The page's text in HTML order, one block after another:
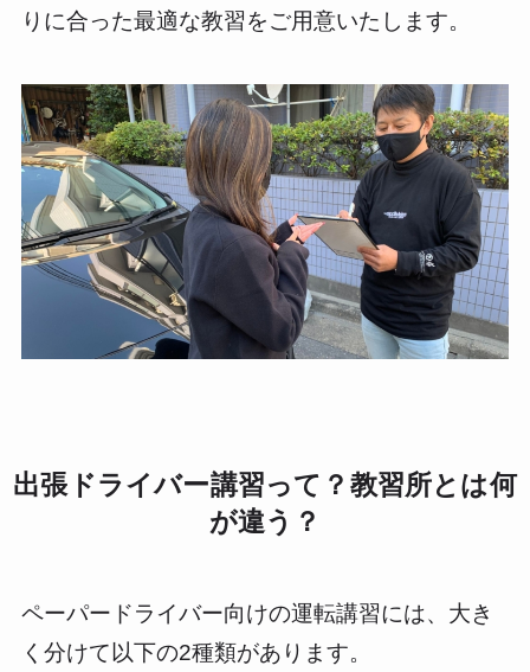
りに合った最適な教習をご用意いたします。
出張ドライバー講習って？教習所とは何
が違う？
ペーパードライバー向けの運転講習には、大き
く分けて以下の2種類があります。